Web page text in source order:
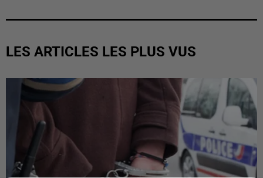
LES ARTICLES LES PLUS VUS